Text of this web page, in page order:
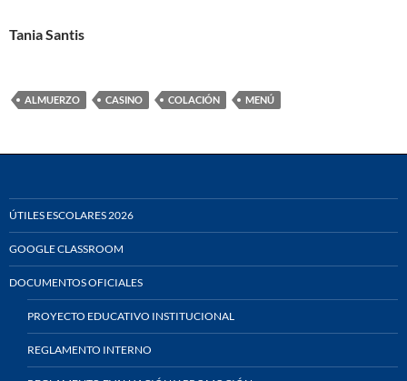
Tania Santis
ALMUERZO CASINO COLACIÓN MENÚ
ÚTILES ESCOLARES 2026
GOOGLE CLASSROOM
DOCUMENTOS OFICIALES
PROYECTO EDUCATIVO INSTITUCIONAL
REGLAMENTO INTERNO